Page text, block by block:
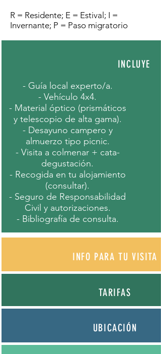
R = Residente; E = Estival; I =
Invernante; P = Paso migratorio
INCLUYE
- Guía local experto/a.
- Vehículo 4x4.
- Material óptico (prismáticos
y telescopio de alta gama).
- Desayuno campero y
almuerzo tipo picnic.
- Visita a colmenar + cata-
degustación.
- Recogida en tu alojamiento
(consultar).
- Seguro de Responsabilidad
Civil y autorizaciones.
- Bibliografía de consulta.
INFO PARA TU VISITA
TARIFAS
UBICACIÓN